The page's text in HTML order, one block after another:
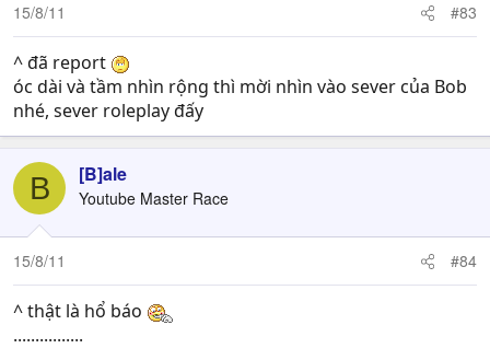
15/8/11 #83
^ đã report
óc dài và tầm nhìn rộng thì mời nhìn vào sever của Bob
nhé, sever roleplay đấy
B [B]ale
Youtube Master Race
15/8/11 #84
^ thật là hổ báo
................